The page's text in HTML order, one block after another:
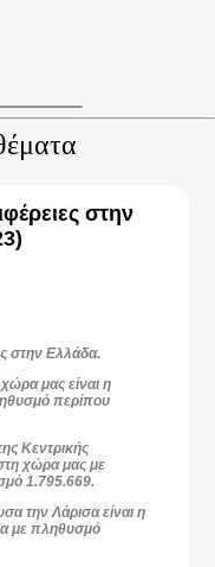
στην
στην Ελλάδα.
μας είναι η
περίπου
Κεντρικής
χώρα μας με
1.795.669.
την Λάρισα είναι η
με πληθυσμό